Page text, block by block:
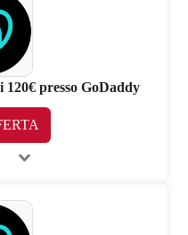
120€ presso GoDaddy